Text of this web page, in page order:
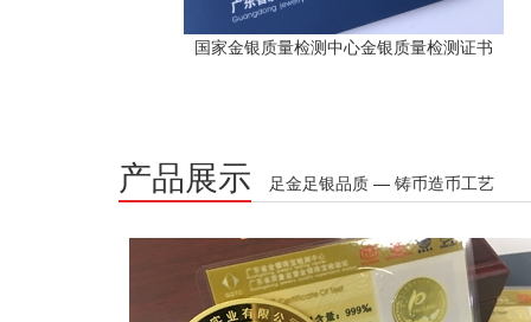
国家金银质量检测中心金银质量检测证书
产品展示 足金足银品质 — 铸币造币工艺